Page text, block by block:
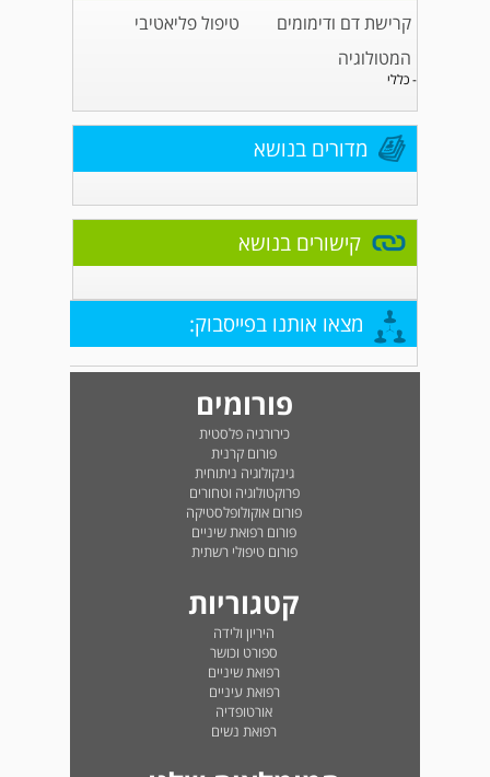
קרישת דם ודימומים
טיפול פליאטיבי
המטולוגיה
- כללי
מדורים בנושא
קישורים בנושא
מצאו אותנו בפייסבוק:
פורומים
כירורגיה פלסטית
פורום קרנית
גינקולוגיה ניתוחית
פרוקטולוגיה וטחורים
פורום אוקולופלסטיקה
פורום רפואת שיניים
פורום טיפולי רשתית
קטגוריות
היריון ולידה
ספורט וכושר
רפואת שיניים
רפואת עיניים
אורטופדיה
רפואת נשים